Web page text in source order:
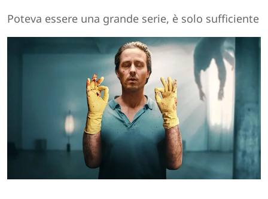
Poteva essere una grande serie, è solo sufficiente